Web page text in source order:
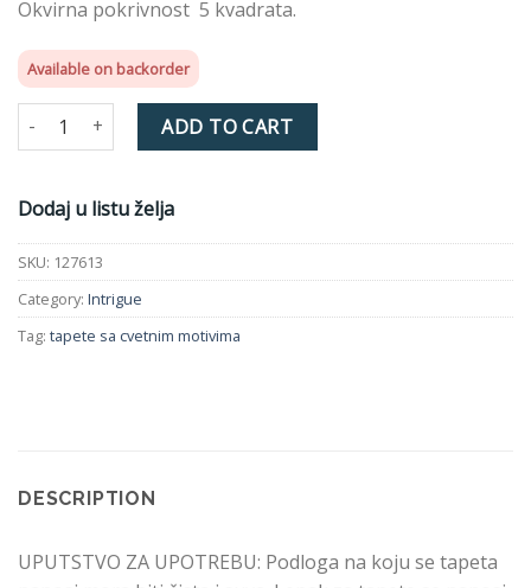
Okvirna pokrivnost 5 kvadrata.
Available on backorder
INTRIGUE WALLPAPER 127613 SUNSET quantity
ADD TO CART
Dodaj u listu želja
SKU: 127613
Category: Intrigue
Tag: tapete sa cvetnim motivima
DESCRIPTION
UPUTSTVO ZA UPOTREBU: Podloga na koju se tapeta